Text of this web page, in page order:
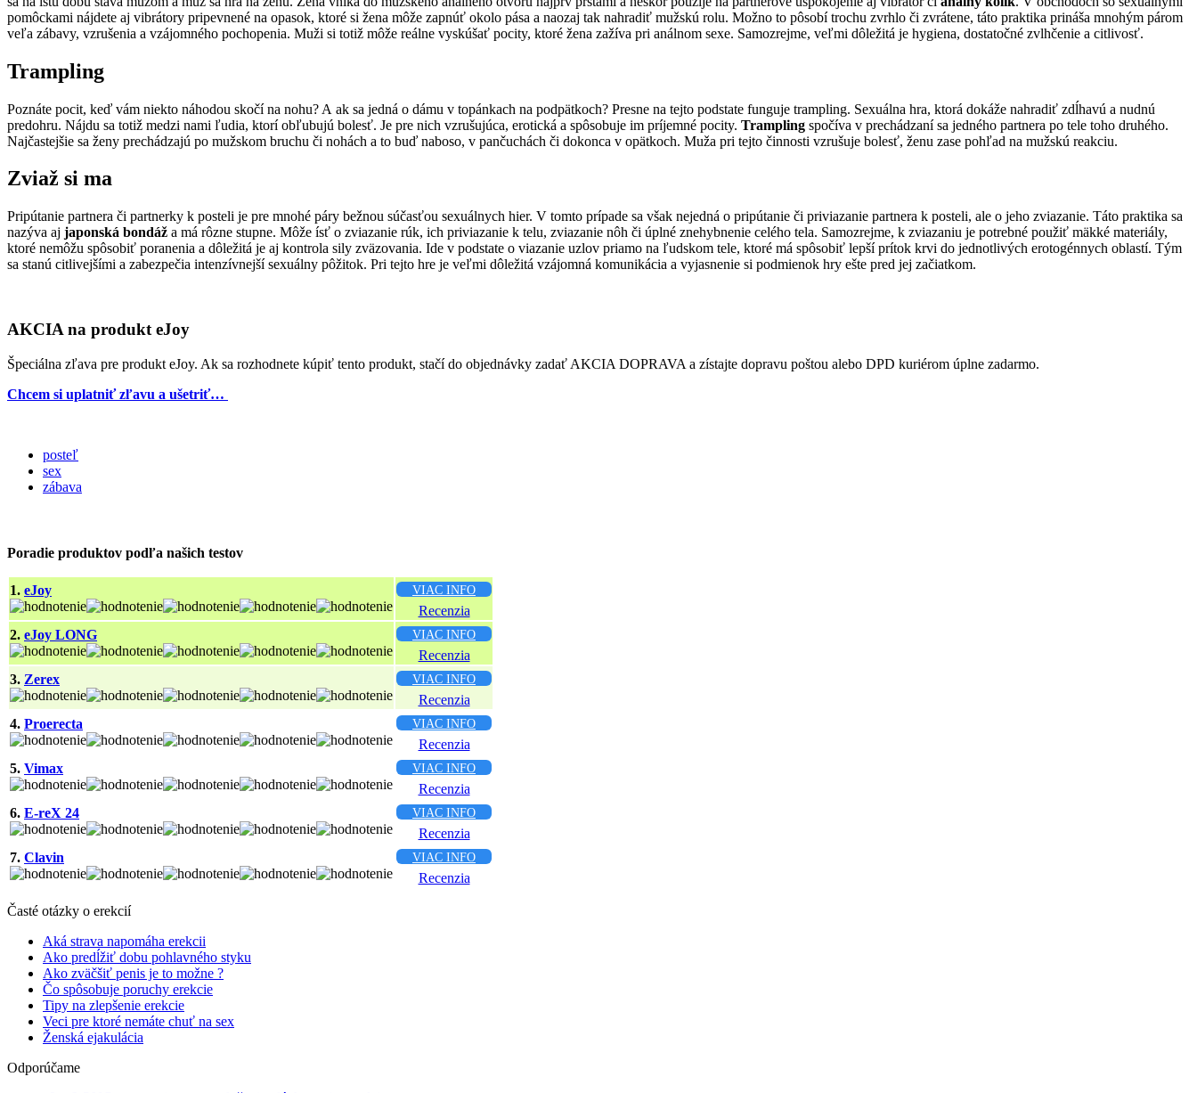
pomôckami nájdete aj vibrátory pripevnené na opasok, ktoré si žena môže zapnúť okolo pása a naozaj tak nahradiť mužskú rolu. Možno to pôsobí trochu zvrhlo či zvrátene, táto praktika prináša mnohým párom
veľa zábavy, vzrušenia a vzájomného pochopenia. Muži si totiž môže reálne vyskúšať pocity, ktoré žena zažíva pri análnom sexe. Samozrejme, veľmi dôležitá je hygiena, dostatočné zvlhčenie a citlivosť.
Trampling
Poznáte pocit, keď vám niekto náhodou skočí na nohu? A ak sa jedná o dámu v topánkach na podpätkoch? Presne na tejto podstate funguje trampling. Sexuálna hra, ktorá dokáže nahradiť zdĺhavú a nudnú
predohru. Nájdu sa totiž medzi nami ľudia, ktorí obľubujú bolesť. Je pre nich vzrušujúca, erotická a spôsobuje im príjemné pocity. Trampling spočíva v prechádzaní sa jedného partnera po tele toho druhého.
Najčastejšie sa ženy prechádzajú po mužskom bruchu či nohách a to buď naboso, v pančuchách či dokonca v opätkoch. Muža pri tejto činnosti vzrušuje bolesť, ženu zase pohľad na mužskú reakciu.
Zviaž si ma
Pripútanie partnera či partnerky k posteli je pre mnohé páry bežnou súčasťou sexuálnych hier. V tomto prípade sa však nejedná o pripútanie či priviazanie partnera k posteli, ale o jeho zviazanie. Táto praktika sa
nazýva aj japonská bondáž a má rôzne stupne. Môže ísť o zviazanie rúk, ich priviazanie k telu, zviazanie nôh či úplné znehybnenie celého tela. Samozrejme, k zviazaniu je potrebné použiť mäkké materiály,
ktoré nemôžu spôsobiť poranenia a dôležitá je aj kontrola sily zväzovania. Ide v podstate o viazanie uzlov priamo na ľudskom tele, ktoré má spôsobiť lepší prítok krvi do jednotlivých erotogénnych oblastí. Tým
sa stanú citlivejšími a zabezpečia intenzívnejší sexuálny pôžitok. Pri tejto hre je veľmi dôležitá vzájomná komunikácia a vyjasnenie si podmienok hry ešte pred jej začiatkom.
AKCIA na produkt eJoy
Špeciálna zľava pre produkt eJoy. Ak sa rozhodnete kúpiť tento produkt, stačí do objednávky zadať AKCIA DOPRAVA a zístajte dopravu poštou alebo DPD kuriérom úplne zadarmo.
Chcem si uplatniť zľavu a ušetriť…
posteľ
sex
zábava
Poradie produktov podľa našich testov
1. eJoy VIAC INFO
Recenzia
2. eJoy LONG VIAC INFO
Recenzia
3. Zerex VIAC INFO
Recenzia
4. Proerecta VIAC INFO
Recenzia
5. Vimax VIAC INFO
Recenzia
6. E-reX 24 VIAC INFO
Recenzia
7. Clavin VIAC INFO
Recenzia
Časté otázky o erekcií
Aká strava napomáha erekcii
Ako predĺžiť dobu pohlavného styku
Ako zväčšiť penis je to možne ?
Čo spôsobuje poruchy erekcie
Tipy na zlepšenie erekcie
Veci pre ktoré nemáte chuť na sex
Ženská ejakulácia
Odporúčame